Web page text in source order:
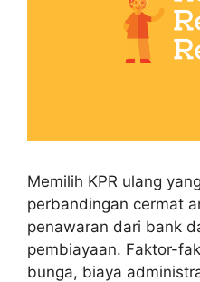
Memilih KPR ulang
perbandingan cermat
penawaran dari bank
pembiayaan. Faktor-
bunga, biaya